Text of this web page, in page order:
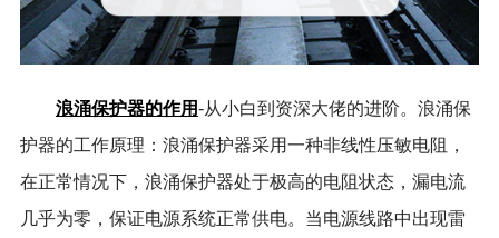
浪涌保护器的作用-从小白到资深大佬的进阶。浪涌保
护器的工作原理：浪涌保护器采用一种非线性压敏电阻，
在正常情况下，浪涌保护器处于极高的电阻状态，漏电流
几乎为零，保证电源系统正常供电。当电源线路中出现雷